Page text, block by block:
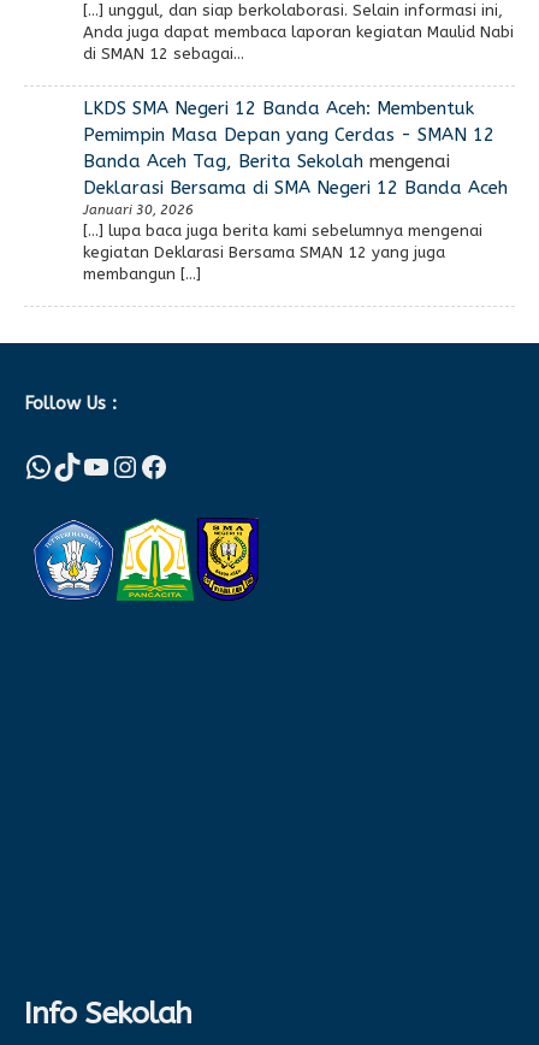
[…] unggul, dan siap berkolaborasi. Selain informasi ini,
Anda juga dapat membaca laporan kegiatan Maulid Nabi
di SMAN 12 sebagai…
LKDS SMA Negeri 12 Banda Aceh: Membentuk
Pemimpin Masa Depan yang Cerdas - SMAN 12
Banda Aceh Tag, Berita Sekolahmengenai
Deklarasi Bersama di SMA Negeri 12 Banda Aceh
Januari 30, 2026
[…] lupa baca juga berita kami sebelumnya mengenai
kegiatan Deklarasi Bersama SMAN 12 yang juga
membangun […]
Follow Us :
WhatsApp
TikTok
YouTube
Instagram
Facebook
Info Sekolah